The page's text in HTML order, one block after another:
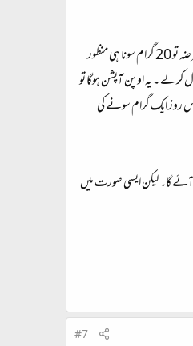
اب سوال یہ پیدا ہوتا ہے کہ حکومت لوگوں کو سونا کیسے دے گی اور لوگ ایک ایک گرام سونا کیسے واپس کریں گے۔ ایسا عملی طور پر تو ممکن نہیں ہے۔ اس کا ایک آسان سا حل ہے کہ ۔۔۔ حکومت قرضہ تو 20 گرام سونا ہی منظور
۔ یہ اوپن آپشن ہوگا تو
روز ایک گرام سونے کی
آئے گا۔ لیکن ایسی صورت میں
#7